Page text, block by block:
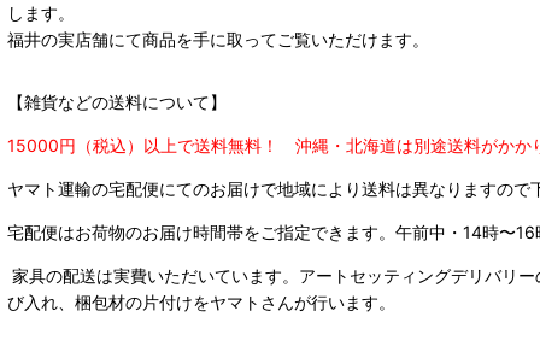
します。
福井の実店舗にて商品を手に取ってご覧いただけます。
【雑貨などの送料について】
15000円（税込）以上で送料無料！ 沖縄・北海道は別途送料がかか
ヤマト運輸の宅配便にてのお届けで地域により送料は異なりますので
宅配便はお荷物のお届け時間帯をご指定できます。 午前中・14時〜
家具の配送は実費いただいています。アートセッティングデリバリ
び入れ、梱包材の片付けをヤマトさんが行います。